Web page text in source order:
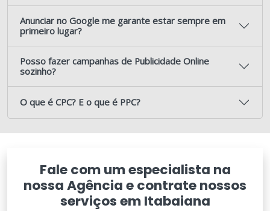
Anunciar no Google me garante estar sempre em
primeiro lugar?
Posso fazer campanhas de Publicidade Online
sozinho?
O que é CPC? E o que é PPC?
Fale com um especialista na
nossa Agência e contrate nossos
serviços em Itabaiana